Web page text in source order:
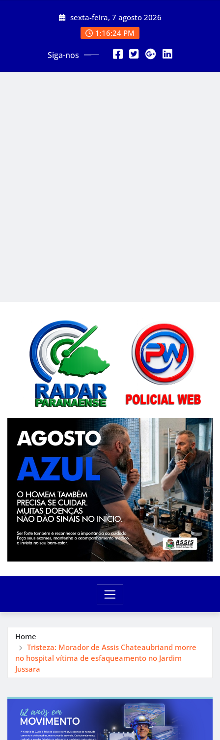
sexta-feira, 7 agosto 2026
1:16:26 PM
Siga-nos
Home
Tristeza: Morador de Assis Chateaubriand morre
no hospital vítima de esfaqueamento no Jardim
Jussara